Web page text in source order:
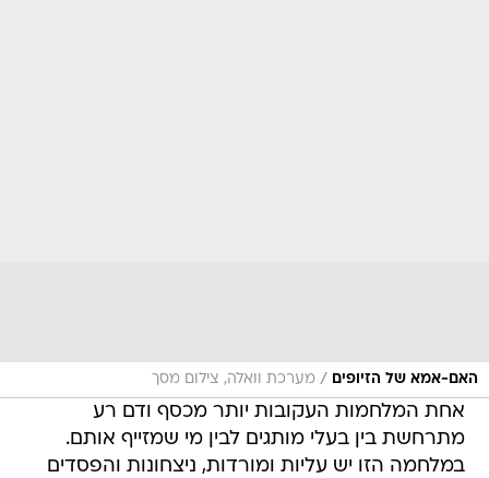
האם-אמא של הזיופים / מערכת וואלה, צילום מסך
אחת המלחמות העקובות יותר מכסף ודם רע
מתרחשת בין בעלי מותגים לבין מי שמזייף אותם.
במלחמה הזו יש עליות ומורדות, ניצחונות והפסדים 